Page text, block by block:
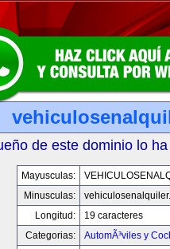
de este dominio lo
Mayusculas:
Minusculas:
Longitud:
19 caracteres
Categorias:
AutomÃ³viles y